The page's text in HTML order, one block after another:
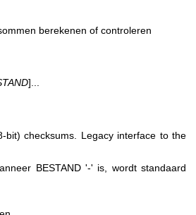
berekenen of controleren
]...
bit) checksums. Legacy interface to the
BESTAND '-' is, wordt standaard